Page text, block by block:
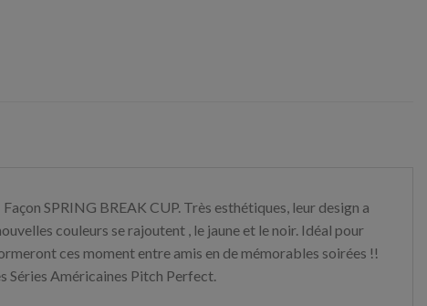
SPRING BREAK CUP. Très esthétiques, leur design a
couleurs se rajoutent , le jaune et le noir. Idéal pour
ces moment entre amis en de mémorables soirées !!
Séries Américaines Pitch Perfect.